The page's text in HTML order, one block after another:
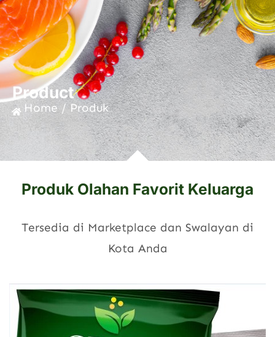
Product
Home / Produk
Produk Olahan Favorit Keluarga
Tersedia di Marketplace dan Swalayan di
Kota Anda